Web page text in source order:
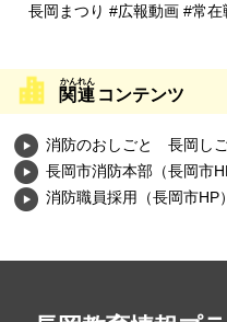
長岡まつり #広報動画 #常在
関連 コンテンツ
消防のおしごと 長岡し
長岡市消防本部（長岡市
消防職員採用（長岡市HP）